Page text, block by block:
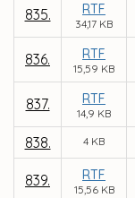
835. RTF
34,17 KB
836. RTF
15,59 KB
837. RTF
14,9 KB
838. 4 KB
839. RTF
15,56 KB